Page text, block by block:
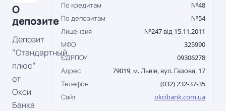
О
депозите
Депозит
"Стандартный
плюс"
от
Окси
Банка
По кредитам
№48
По депозитам
№54
Лицензия
№247 від 15.11.2011
МФО
325990
ЄДРПОУ
09306278
Адрес
79019, м. Львів, вул. Газова, 17
Телефон
(032) 232-37-35
Сайт
okcibank.com.ua